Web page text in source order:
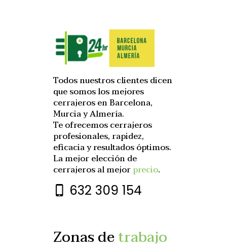
Todos nuestros clientes dicen
que somos los mejores
cerrajeros en Barcelona,
Murcia y Almería.
Te ofrecemos cerrajeros
profesionales, rapidez,
eficacia y resultados óptimos.
La mejor elección de
cerrajeros al mejorprecio.
632 309 154
Zonas detrabajo